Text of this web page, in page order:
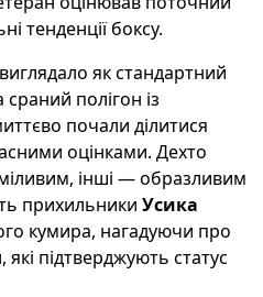
тенденції боксу.
як стандартний
полігон із
почали ділитися
оцінками. Дехто
інші — образливим
прихильники Усика
кумира, нагадуючи про
підтверджують статус